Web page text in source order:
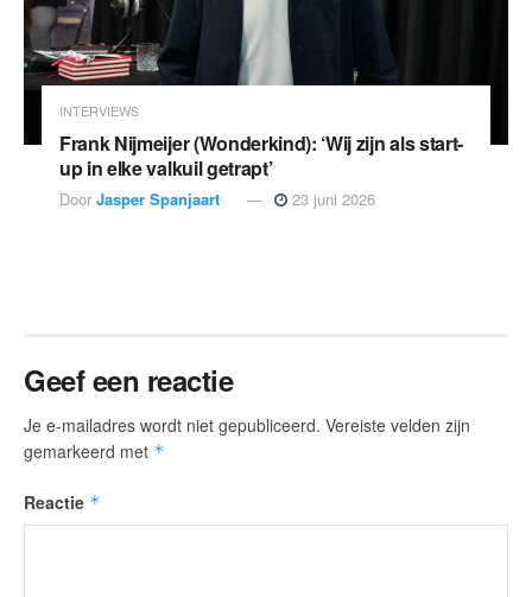
INTERVIEWS
Frank Nijmeijer (Wonderkind): ‘Wij zijn als start-
up in elke valkuil getrapt’
Door Jasper Spanjaart 23 juni 2026
Geef een reactie
Je e-mailadres wordt niet gepubliceerd. Vereiste velden zijn
gemarkeerd met *
Reactie *